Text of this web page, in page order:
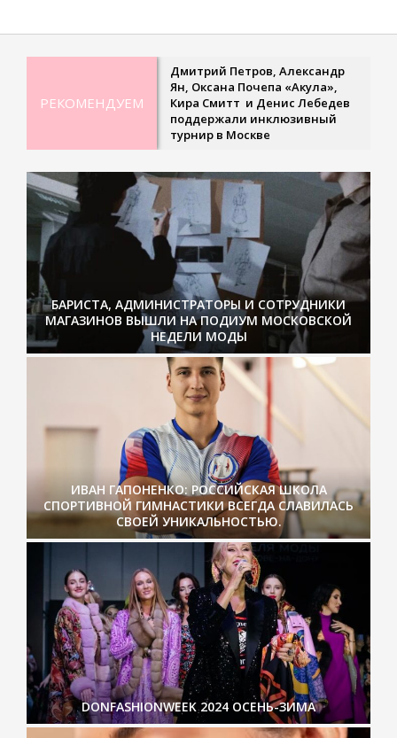
РЕКОМЕНДУЕМ
Дмитрий Петров, Александр
Ян, Оксана Почепа «Акула»,
Кира Смитт и Денис Лебедев
поддержали инклюзивный
турнир в Москве
БАРИСТА, АДМИНИСТРАТОРЫ И СОТРУДНИКИ
МАГАЗИНОВ ВЫШЛИ НА ПОДИУМ МОСКОВСКОЙ
НЕДЕЛИ МОДЫ
ИВАН ГАПОНЕНКО: РОССИЙСКАЯ ШКОЛА
СПОРТИВНОЙ ГИМНАСТИКИ ВСЕГДА СЛАВИЛАСЬ
СВОЕЙ УНИКАЛЬНОСТЬЮ.
DONFASHIONWEEK 2024 ОСЕНЬ-ЗИМА